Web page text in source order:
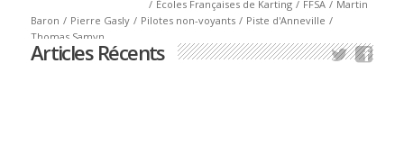
/ Écoles Françaises de Karting / FFSA / Martin
Baron / Pierre Gasly / Pilotes non-voyants / Piste d'Anneville /
Thomas Samyn
Articles Récents